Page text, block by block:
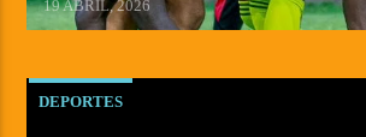
19 ABRIL, 2026
DEPORTES